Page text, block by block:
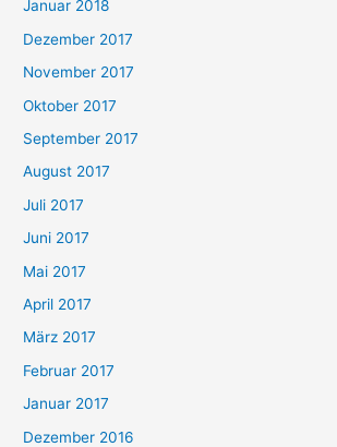
Januar 2018
Dezember 2017
November 2017
Oktober 2017
September 2017
August 2017
Juli 2017
Juni 2017
Mai 2017
April 2017
März 2017
Februar 2017
Januar 2017
Dezember 2016